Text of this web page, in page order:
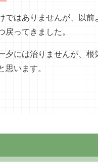
ではありませんが、以
ってきました。
夕には治りませんが、
います。